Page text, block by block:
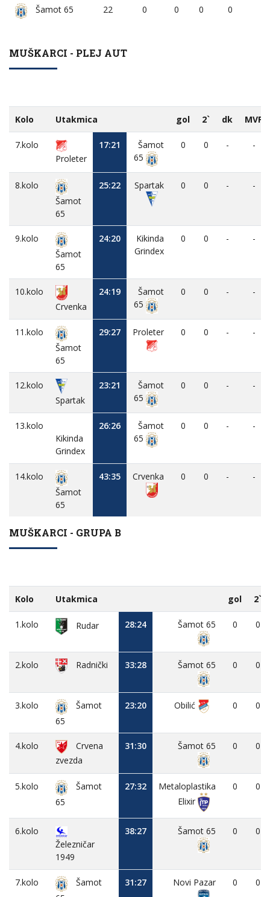
Šamot 65 22 0 0 0 0
MUŠKARCI - PLEJ AUT
Kolo Utakmica gol 2` dk MVP
7.kolo
Proleter
17:21
Šamot
65
0 0 - -
8.kolo
Šamot
65
25:22 Spartak 0 0 - -
9.kolo
Šamot
65
24:20
Kikinda
Grindex
0 0 - -
10.kolo
Crvenka
24:19
Šamot
65
0 0 - -
11.kolo
Šamot
65
29:27 Proleter 0 0 - -
12.kolo
Spartak
23:21
Šamot
65
0 0 - -
13.kolo
Kikinda
Grindex
26:26
Šamot
65
0 0 - -
14.kolo
Šamot
65
43:35 Crvenka 0 0 - -
MUŠKARCI - GRUPA B
Kolo Utakmica gol 2`
1.kolo Rudar 28:24 Šamot 65 0 0
2.kolo Radnički 33:28 Šamot 65 0 0
3.kolo
Šamot
65
23:20 Obilić 0 0
4.kolo
Crvena
zvezda
31:30 Šamot 65 0 0
5.kolo
Šamot
65
27:32
Metaloplastika
Elixir
0 0
6.kolo
Železničar
1949
38:27 Šamot 65 0 0
7.kolo
Šamot
31:27 Novi Pazar 0 0